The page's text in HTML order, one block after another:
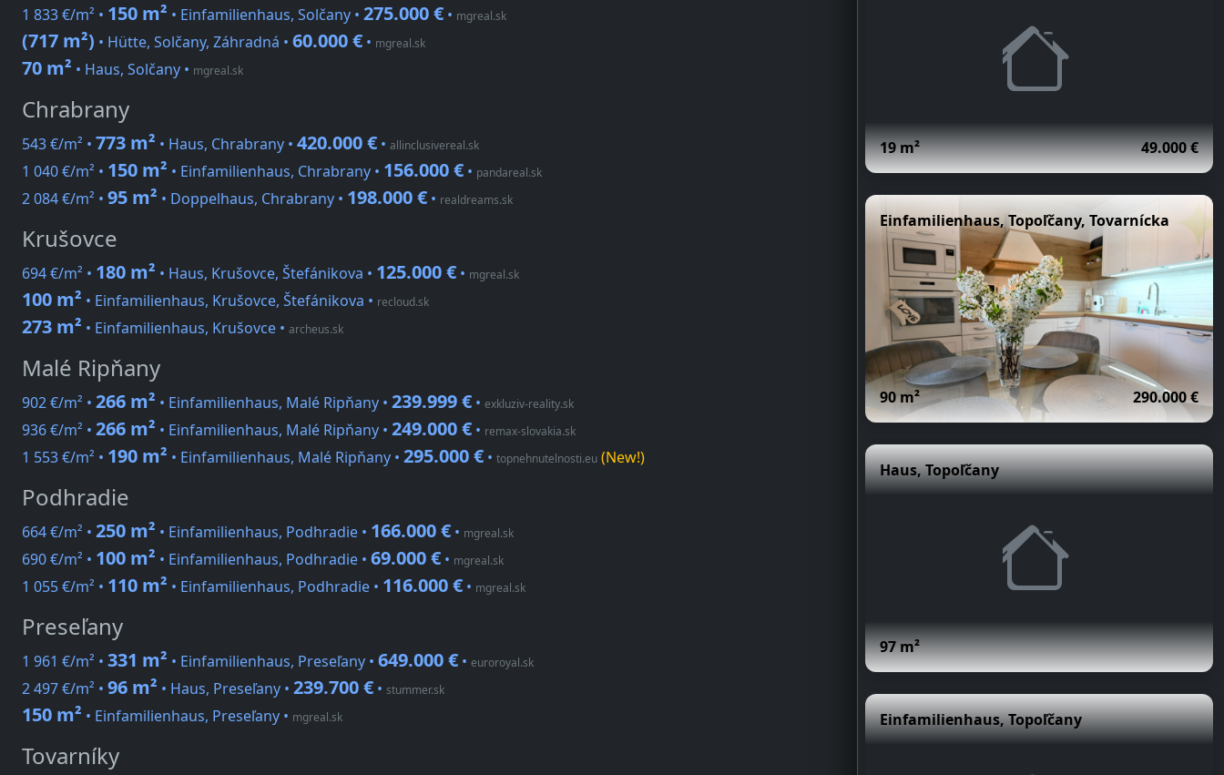
1 833 €/m² • 150 m² • Einfamilienhaus, Solčany • 275.000 € • mgreal.sk
(717 m²) • Hütte, Solčany, Záhradná • 60.000 € • mgreal.sk
70 m² • Haus, Solčany • mgreal.sk
Chrabrany
543 €/m² • 773 m² • Haus, Chrabrany • 420.000 € • allinclusivereal.sk
1 040 €/m² • 150 m² • Einfamilienhaus, Chrabrany • 156.000 € • pandareal.sk
2 084 €/m² • 95 m² • Doppelhaus, Chrabrany • 198.000 € • realdreams.sk
Krušovce
694 €/m² • 180 m² • Haus, Krušovce, Štefánikova • 125.000 € • mgreal.sk
100 m² • Einfamilienhaus, Krušovce, Štefánikova • recloud.sk
273 m² • Einfamilienhaus, Krušovce • archeus.sk
Malé Ripňany
902 €/m² • 266 m² • Einfamilienhaus, Malé Ripňany • 239.999 € • exkluziv-reality.sk
936 €/m² • 266 m² • Einfamilienhaus, Malé Ripňany • 249.000 € • remax-slovakia.sk
1 553 €/m² • 190 m² • Einfamilienhaus, Malé Ripňany • 295.000 € • topnehnutelnosti.eu (New!)
Podhradie
664 €/m² • 250 m² • Einfamilienhaus, Podhradie • 166.000 € • mgreal.sk
690 €/m² • 100 m² • Einfamilienhaus, Podhradie • 69.000 € • mgreal.sk
1 055 €/m² • 110 m² • Einfamilienhaus, Podhradie • 116.000 € • mgreal.sk
Preseľany
1 961 €/m² • 331 m² • Einfamilienhaus, Preseľany • 649.000 € • euroroyal.sk
2 497 €/m² • 96 m² • Haus, Preseľany • 239.700 € • stummer.sk
150 m² • Einfamilienhaus, Preseľany • mgreal.sk
Tovarníky